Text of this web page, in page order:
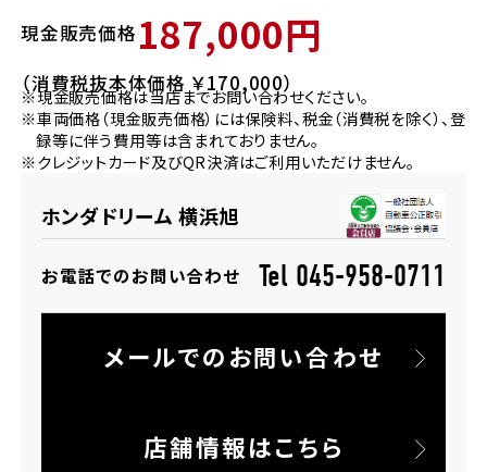
イベント
法人向けサービス
お問い合わせ
現金販売価格 187,000円
（消費税抜本体価格 ￥170,000）
※現金販売価格は当店までお問い合わせください。
※車両価格（現金販売価格）には保険料、税金（消費税を除く）、登
録等に伴う費用等は含まれておりません。
※クレジットカード及びQR決済はご利用いただけません。
ホンダドリーム 横浜旭
お電話でのお問い合わせ Tel 045-958-0711
メールでのお問い合わせ
店舗情報はこちら
宮城県
ホンダドリーム 仙台泉
ホンダドリーム 宮城岩沼
福島県
ホンダドリーム 郡山
ホンダドリーム 練馬
ホンダドリーム 板橋
ホンダドリーム 葛飾
ホンダドリーム 大田
神奈川県
ホンダドリーム 小牧
ホンダドリーム 名古屋東
ホンダドリーム 一宮
ホンダドリーム 豊橋
ホンダドリーム 名古屋上小田井
岐阜県
ホンダドリーム 藤井寺
ホンダドリーム 東淀川
ホンダドリーム 豊中
ホンダドリーム 京都伏見
ホンダドリーム 京都右京
広島県
ホンダドリーム 広島
ホンダドリーム 福山
徳島県
ホンダドリーム 徳島
香川県
ホンダドリーム 久留米
ホンダドリーム 福岡春日
ホンダドリーム 福岡西
ホンダドリーム 熊本